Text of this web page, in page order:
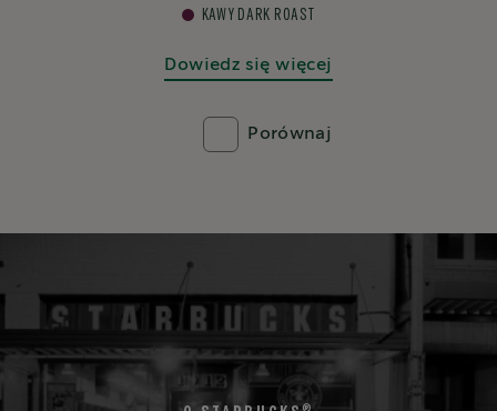
KAWY DARK ROAST
Dowiedz się więcej
Porównaj